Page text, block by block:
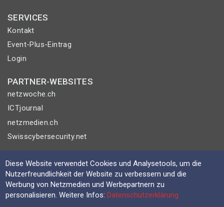
SERVICES
Kontakt
Event-Plus-Eintrag
Login
PARTNER-WEBSITES
netzwoche.ch
ICTjournal
netzmedien.ch
Swisscybersecurity.net
© NETZMEDIEN AG 2026
Impressum
AGB
Nutzungsbestimmungen
Diese Website verwendet Cookies und Analysetools, um die
Nutzerfreundlichkeit der Website zu verbessern und die
Werbung von Netzmedien und Werbepartnern zu
personalisieren. Weitere Infos:Datenschutzerklärung